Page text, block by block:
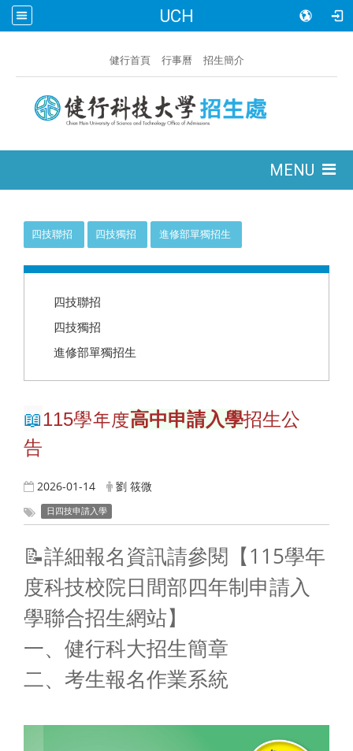
UCH
健行首頁 行事曆 招生簡介
MENU
四技聯招 四技獨招 進修部單獨招生
四技聯招
四技獨招
進修部單獨招生
📖115學年度高中申請入學招生公
告
2026-01-14 劉 筱微
日四技申請入學
📝詳細報名資訊請參閱【115學年
度科技校院日間部四年制申請入
學聯合招生網站】
一、健行科大招生簡章
二、考生報名作業系統